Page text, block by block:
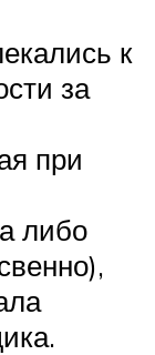
к
за
при
либо